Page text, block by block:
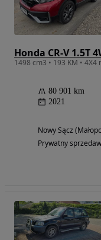
Honda CR-V 1.5T
80 901 km
2021
Nowy Sącz
Prywatny